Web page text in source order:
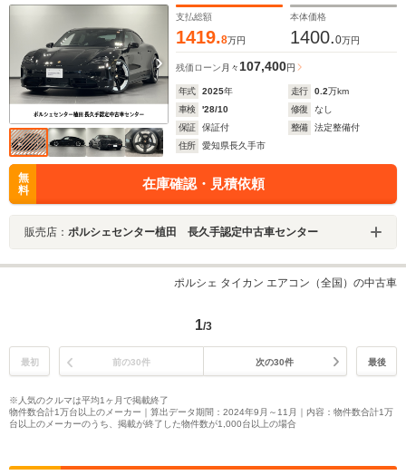
支払総額
1419.8万円
本体価格
1400.0万円
残価ローン 月々 107,400円
年式 2025年 走行 0.2万km
車検
'28/10 修復
なし
保証
保証付 整備
法定整備付
住所
愛知県長久手市
無
料
在庫確認・見積依頼
販売店： ポルシェセンター植田 長久手認定中古車センター
ポルシェ タイカン エアコン（全国）の中古車
1/3
最初 前の30件 次の30件 最後
※人気のクルマは平均1ヶ月で掲載終了
物件数合計1万台以上のメーカー｜算出データ期間：2024年9月～11月｜内容：物件数合計1万
台以上のメーカーのうち、掲載が終了した物件数が1,000台以上の場合